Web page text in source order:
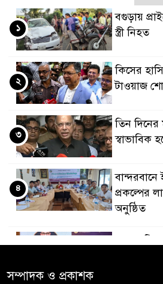
বগুড়ায়
স্ত্রী নিহত
১
কিসের
টাওয়াজ
২
তিন দিনের
স্বাভাবিক
৩
প্রকল্পের
অনুষ্ঠিত
৪
সম্পাদক ও প্রকাশক